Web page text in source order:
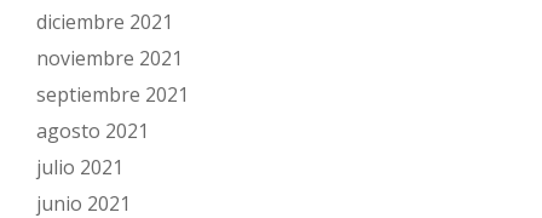
diciembre 2021
noviembre 2021
septiembre 2021
agosto 2021
julio 2021
junio 2021